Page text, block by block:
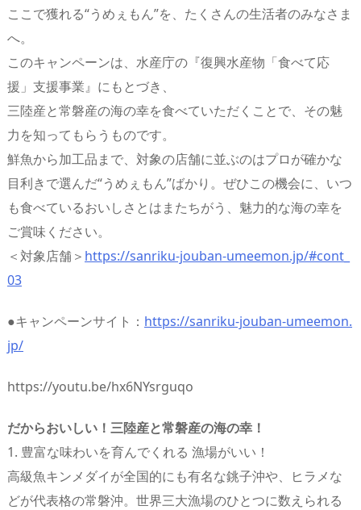
ここで獲れる“うめぇもん”を、たくさんの生活者のみなさま
へ。
このキャンペーンは、水産庁の『復興水産物「食べて応
援」支援事業』にもとづき、
三陸産と常磐産の海の幸を食べていただくことで、その魅
力を知ってもらうものです。
鮮魚から加工品まで、対象の店舗に並ぶのはプロが確かな
目利きで選んだ“うめぇもん”ばかり。ぜひこの機会に、いつ
も食べているおいしさとはまたちがう、魅力的な海の幸を
ご賞味ください。
＜対象店舗＞ https://sanriku-jouban-umeemon.jp/#cont_
03
●キャンペーンサイト： https://sanriku-jouban-umeemon.
jp/
https://youtu.be/hx6NYsrguqo
だからおいしい！三陸産と常磐産の海の幸！
1. 豊富な味わいを育んでくれる 漁場がいい！
高級魚キンメダイが全国的にも有名な銚子沖や、ヒラメな
どが代表格の常磐沖。世界三大漁場のひとつに数えられる